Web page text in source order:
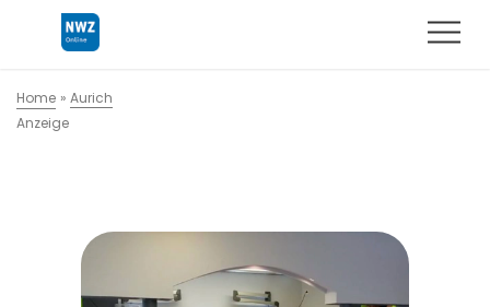
Home » Aurich
Anzeige